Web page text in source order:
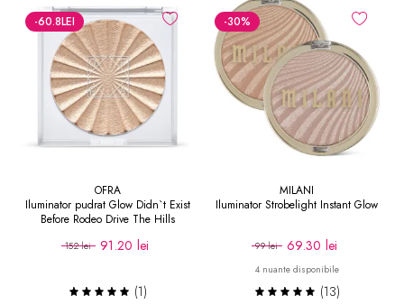
-60.8LEI
OFRA
Iluminator pudrat Glow Didn`t Exist
Before Rodeo Drive The Hills
152 lei 91.20 lei
(1)
-30%
MILANI
Iluminator Strobelight Instant Glow
99 lei 69.30 lei
4 nuante disponibile
(13)